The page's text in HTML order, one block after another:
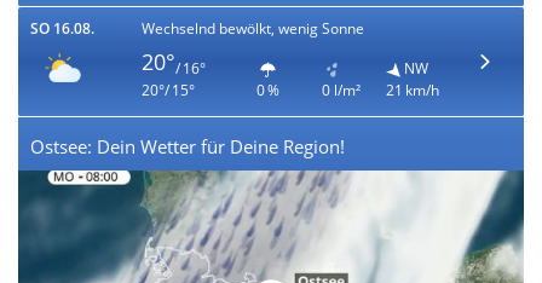
SO 16.08. Wechselnd bewölkt, wenig Sonne
20°/ 16°
20°/ 15°
0 % 0 l/m²
NW
21 km/h
Ostsee: Dein Wetter für Deine Region!